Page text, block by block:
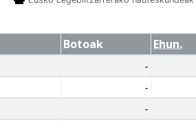
Botoak Ehun.
-
-
-